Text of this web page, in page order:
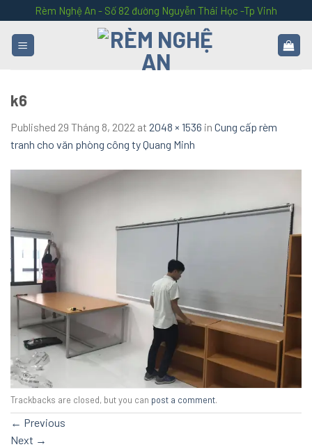
to
content
Rèm Nghệ An - Số 82 đường Nguyễn Thái Học -Tp Vinh
k6
Published 29 Tháng 8, 2022 at 2048 × 1536 in Cung cấp rèm
tranh cho văn phòng công ty Quang Minh
Trackbacks are closed, but you can post a comment.
← Previous
Next →